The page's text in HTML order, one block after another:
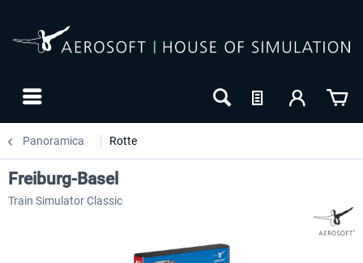
Panoramica Rotte
Freiburg-Basel
Train Simulator Classic